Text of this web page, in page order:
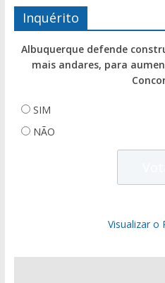
Inquérito
Albuquerque defende
mais andares, para
SIM
NÃO
Visualizar o